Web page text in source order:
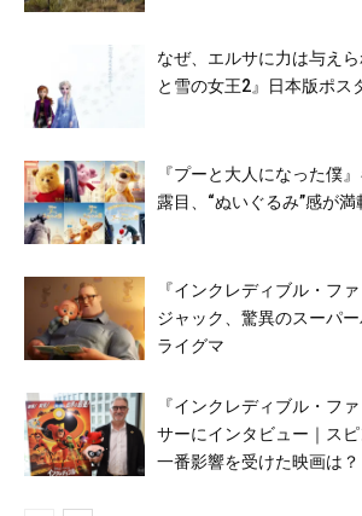
なぜ、エルサに力は与え
と雪の女王2』日本版ポス
『プーと大人になった僕
露目、“ぬいぐるみ”感が
『インクレディブル・フ
ジャック、驚異のスーパ
ライグマ
『インクレディブル・フ
サーにインタビュー｜スピ
一番影響を受けた映画は？